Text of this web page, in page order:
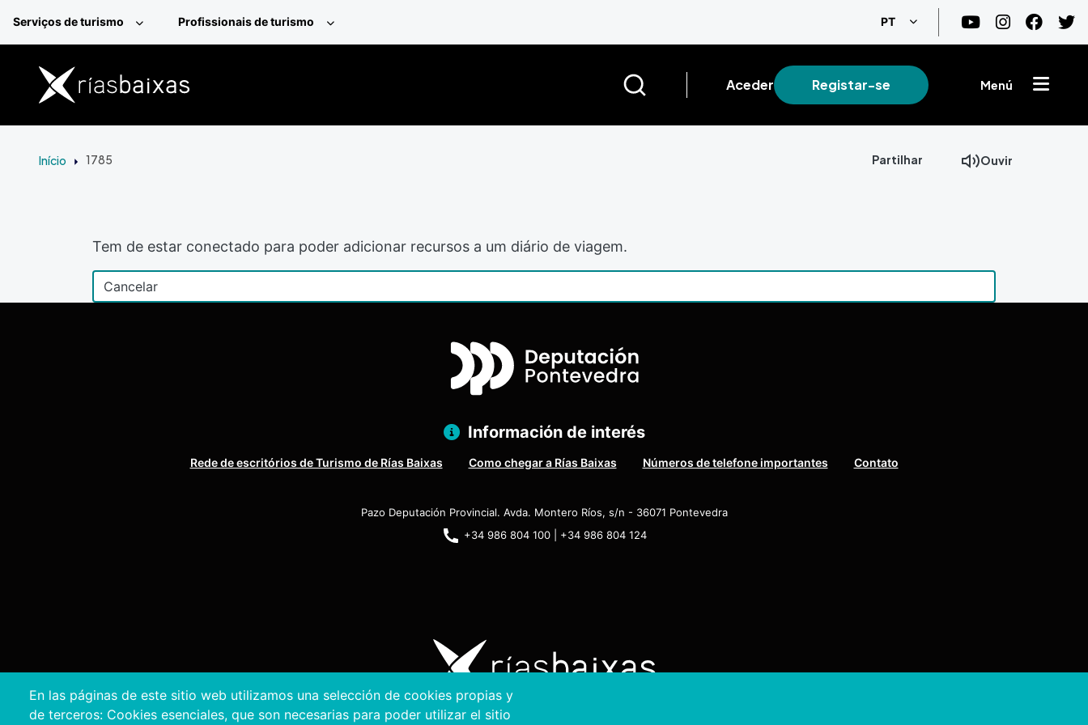
Serviços de turismo Profissionais de turismo PT Lista de ações adicionais
Aceder Registar-se Menú
Início 1785 Partilhar Ouvir
Tem de estar conectado para poder adicionar recursos a um diário de viagem.
En las páginas de este sitio web utilizamos una selección de cookies propias y
de terceros: Cookies esenciales, que son necesarias para poder utilizar el sitio
Información de interés
Rede de escritórios de Turismo de Rías Baixas Como chegar a Rías Baixas Números de telefone importantes Contato
Pazo Deputación Provincial. Avda. Montero Ríos, s/n - 36071 Pontevedra
+34 986 804 100 | +34 986 804 124